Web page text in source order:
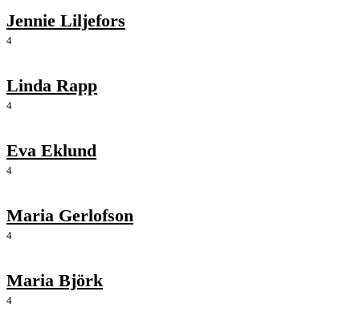
Jennie Liljefors
4
Linda Rapp
4
Eva Eklund
4
Maria Gerlofson
4
Maria Björk
4